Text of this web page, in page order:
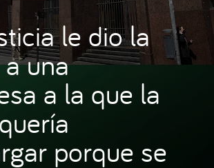
le dio la
una
a la que la
porque se